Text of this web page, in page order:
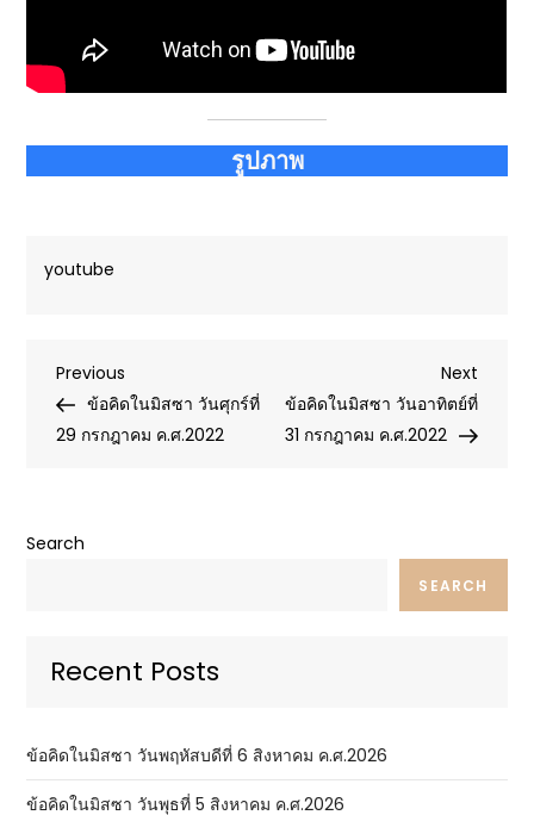
รูปภาพ
youtube
Post
navigation
Previous
Post
Previous
ข้อคิดในมิสซา วันศุกร์ที่
29 กรกฎาคม ค.ศ.2022
Next
Post
Next
ข้อคิดในมิสซา วันอาทิตย์ที่
31 กรกฎาคม ค.ศ.2022
Search
SEARCH
Recent Posts
ข้อคิดในมิสซา วันพฤหัสบดีที่ 6 สิงหาคม ค.ศ.2026
ข้อคิดในมิสซา วันพุธที่ 5 สิงหาคม ค.ศ.2026